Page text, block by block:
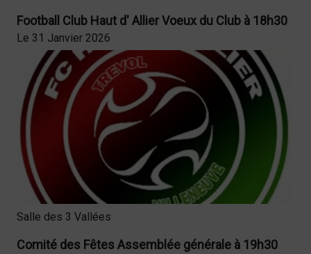
Football Club Haut d' Allier Voeux du Club à 18h30
Le 31 Janvier 2026
Salle des 3 Vallées
Comité des Fêtes Assemblée générale à 19h30